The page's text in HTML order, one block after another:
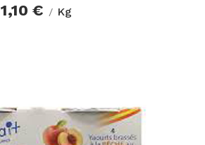
1,10 € / Kg